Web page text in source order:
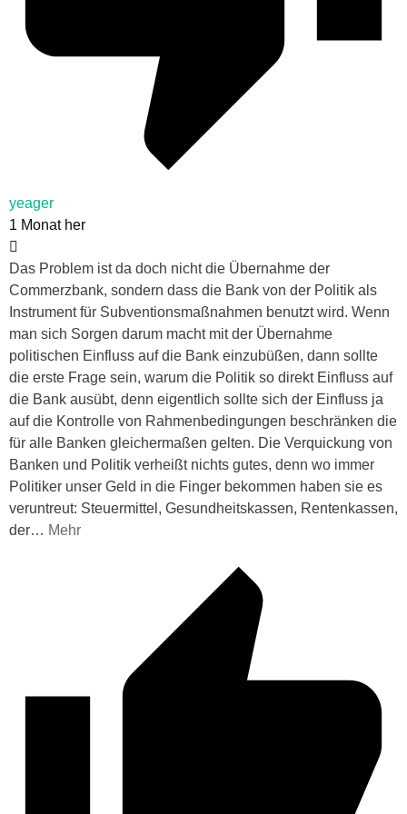
yeager
1 Monat her
Das Problem ist da doch nicht die Übernahme der
Commerzbank, sondern dass die Bank von der Politik als
Instrument für Subventionsmaßnahmen benutzt wird. Wenn
man sich Sorgen darum macht mit der Übernahme
politischen Einfluss auf die Bank einzubüßen, dann sollte
die erste Frage sein, warum die Politik so direkt Einfluss auf
die Bank ausübt, denn eigentlich sollte sich der Einfluss ja
auf die Kontrolle von Rahmenbedingungen beschränken die
für alle Banken gleichermaßen gelten. Die Verquickung von
Banken und Politik verheißt nichts gutes, denn wo immer
Politiker unser Geld in die Finger bekommen haben sie es
veruntreut: Steuermittel, Gesundheitskassen, Rentenkassen,
der… Mehr